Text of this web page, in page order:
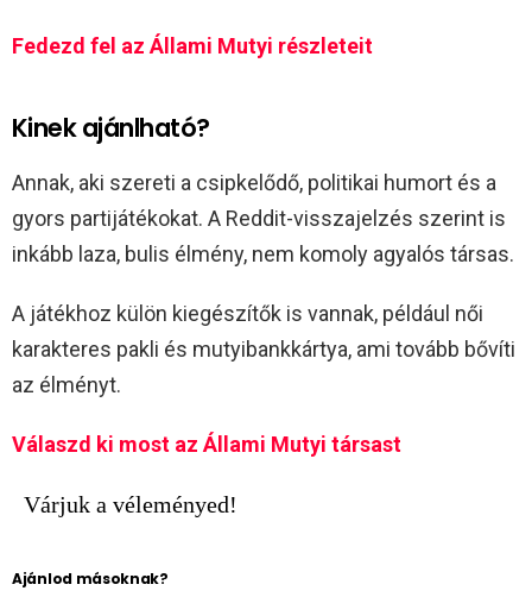
Fedezd fel az Állami Mutyi részleteit
Kinek ajánlható?
Annak, aki szereti a csipkelődő, politikai humort és a
gyors partijátékokat. A Reddit-visszajelzés szerint is
inkább laza, bulis élmény, nem komoly agyalós társas.
A játékhoz külön kiegészítők is vannak, például női
karakteres pakli és mutyibankkártya, ami tovább bővíti
az élményt.
Válaszd ki most az Állami Mutyi társast
Várjuk a véleményed!
Ajánlod másoknak?